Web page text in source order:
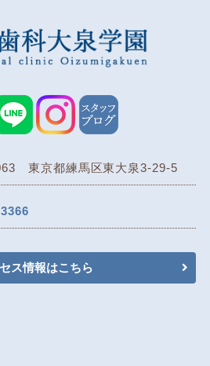
東京都練馬区東大泉3-29-5
ス情報はこちら